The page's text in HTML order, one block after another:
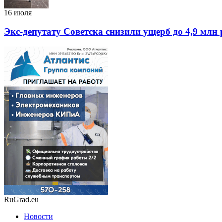
16 июля
Экс-депутату Советска снизили ущерб до 4,9
RuGrad.eu
Новости